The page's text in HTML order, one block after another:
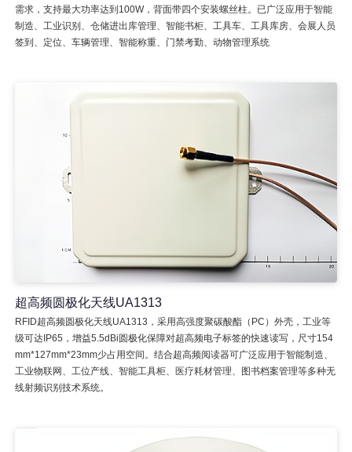
需求，支持最大功率达到100W，背面带四个安装螺丝柱。已广泛应用于智能
制造、工业识别、仓储进出库管理、智能书柜、工具车、工具库房、会展人员
签到、定位、车辆管理、智能称重、门禁考勤、动物管理系统
超高频圆极化天线UA1313
RFID超高频圆极化天线UA1313，采用高强度聚碳酸酯（PC）外壳，工业等
级可达IP65，增益5.5dBi圆极化保障对超高频电子标签的快速读写，尺寸154
mm*127mm*23mm少占用空间。结合超高频阅读器可广泛应用于智能制造、
工业物联网、工位产线、智能工具柜、医疗耗材管理、图书档案管理等多种无
线射频识别技术系统。